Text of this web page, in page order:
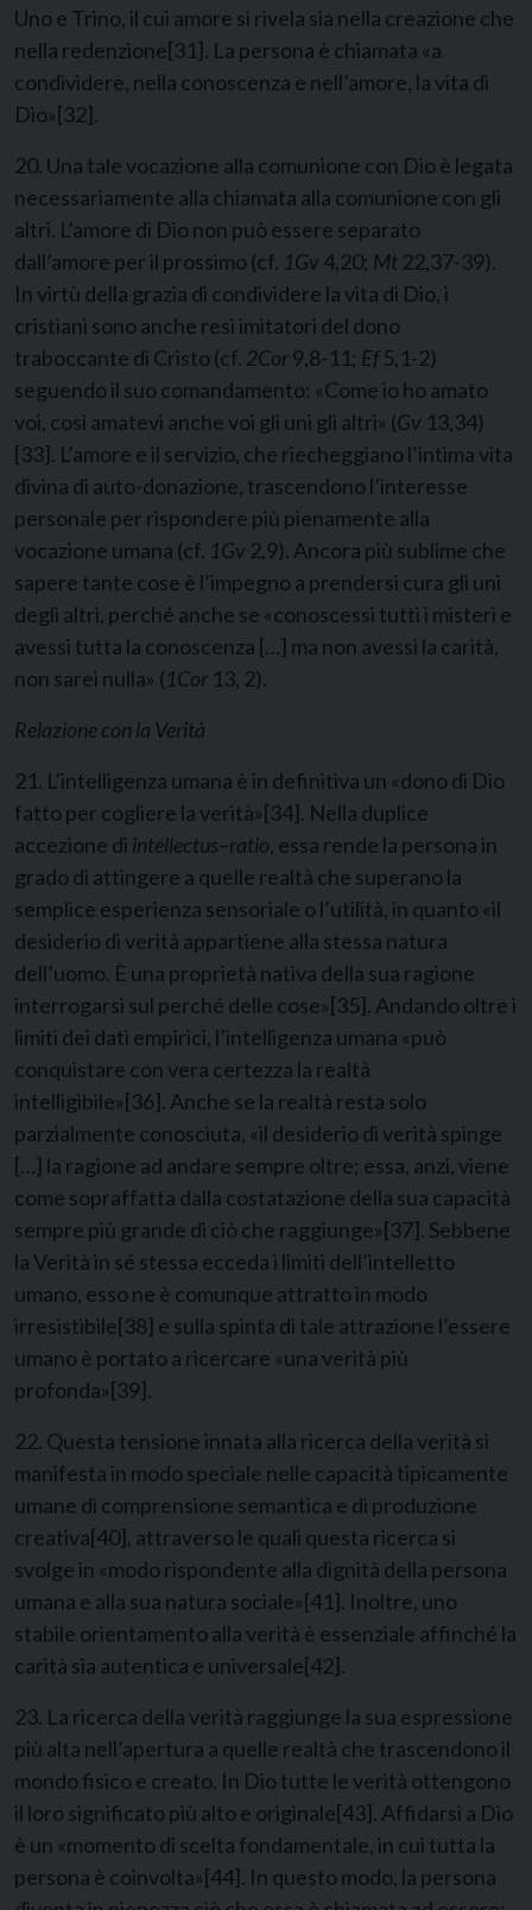
Uno e Trino, il cui amore si rivela sia nella creazione che
nella redenzione[31]. La persona è chiamata «a
condividere, nella conoscenza e nell’amore, la vita di
Dio»[32].
20. Una tale vocazione alla comunione con Dio è legata
necessariamente alla chiamata alla comunione con gli
altri. L’amore di Dio non può essere separato
dall’amore per il prossimo (cf. 1Gv 4,20; Mt 22,37-39).
In virtù della grazia di condividere la vita di Dio, i
cristiani sono anche resi imitatori del dono
traboccante di Cristo (cf. 2Cor9,8-11; Ef5,1-2)
seguendo il suo comandamento: «Come io ho amato
voi, così amatevi anche voi gli uni gli altri» (Gv 13,34)
[33]. L’amore e il servizio, che riecheggiano l’intima vita
divina di auto-donazione, trascendono l’interesse
personale per rispondere più pienamente alla
vocazione umana (cf. 1Gv 2,9). Ancora più sublime che
sapere tante cose è l’impegno a prendersi cura gli uni
degli altri, perché anche se «conoscessi tutti i misteri e
avessi tutta la conoscenza […] ma non avessi la carità,
non sarei nulla» (1Cor 13, 2).
Relazione con la Verità
21. L’intelligenza umana è in definitiva un «dono di Dio
fatto per cogliere la verità»[34]. Nella duplice
accezione di intellectus–ratio, essa rende la persona in
grado di attingere a quelle realtà che superano la
semplice esperienza sensoriale o l’utilità, in quanto «il
desiderio di verità appartiene alla stessa natura
dell’uomo. È una proprietà nativa della sua ragione
interrogarsi sul perché delle cose»[35]. Andando oltre i
limiti dei dati empirici, l’intelligenza umana «può
conquistare con vera certezza la realtà
intelligibile»[36]. Anche se la realtà resta solo
parzialmente conosciuta, «il desiderio di verità spinge
[…] la ragione ad andare sempre oltre; essa, anzi, viene
come sopraffatta dalla costatazione della sua capacità
sempre più grande di ciò che raggiunge»[37]. Sebbene
la Verità in sé stessa ecceda i limiti dell’intelletto
umano, esso ne è comunque attratto in modo
irresistibile[38] e sulla spinta di tale attrazione l’essere
umano è portato a ricercare «una verità più
profonda»[39].
22. Questa tensione innata alla ricerca della verità si
manifesta in modo speciale nelle capacità tipicamente
umane di comprensione semantica e di produzione
creativa[40], attraverso le quali questa ricerca si
svolge in «modo rispondente alla dignità della persona
umana e alla sua natura sociale»[41]. Inoltre, uno
stabile orientamento alla verità è essenziale affinché la
carità sia autentica e universale[42].
23. La ricerca della verità raggiunge la sua espressione
più alta nell’apertura a quelle realtà che trascendono il
mondo fisico e creato. In Dio tutte le verità ottengono
il loro significato più alto e originale[43]. Affidarsi a Dio
è un «momento di scelta fondamentale, in cui tutta la
persona è coinvolta»[44]. In questo modo, la persona